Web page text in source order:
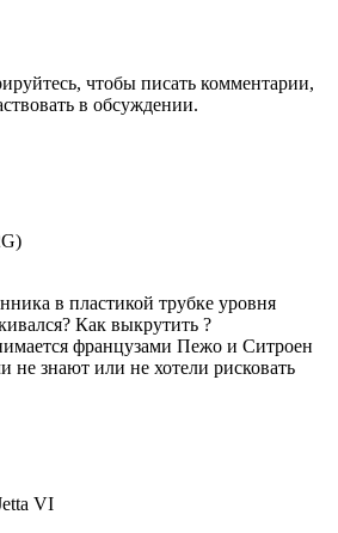
чтобы писать комментарии,
в обсуждении.
в пластикой трубке уровня
Как выкрутить ?
французами Пежо и Ситроен
не знают или не хотели рисковать
VI